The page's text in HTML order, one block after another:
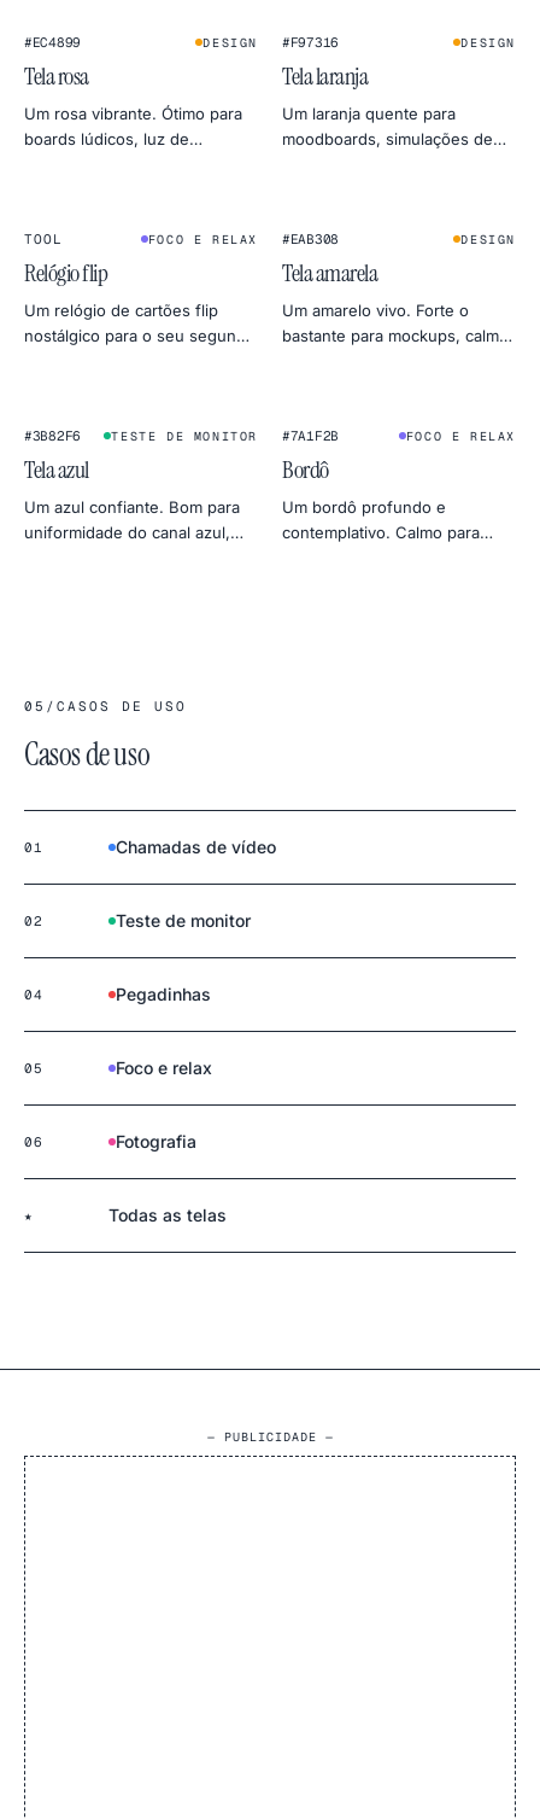
#EC4899 DESIGN
Tela rosa
Um rosa vibrante. Ótimo para
boards lúdicos, luz de
#F97316 DESIGN
Tela laranja
Um laranja quente para
moodboards, simulações de
1 5
FLIP CLOCK ★
TOOL FOCO E RELAX
Relógio flip
Um relógio de cartões flip
nostálgico para o seu segundo
work ou timer de sono.
#EAB308 DESIGN
Tela amarela
Um amarelo vivo. Forte o
bastante para mockups, calmo
#3B82F6 TESTE DE MONITOR
Tela azul
Um azul confiante. Bom para
uniformidade do canal azul,
#7A1F2B FOCO E RELAX
Bordô
Um bordô profundo e
contemplativo. Calmo para
05 / CASOS DE USO
Casos de uso
01 Chamadas de vídeo
02 Teste de monitor
04 Pegadinhas
05 Foco e relax
06 Fotografia
★ Todas as telas
— PUBLICIDADE —